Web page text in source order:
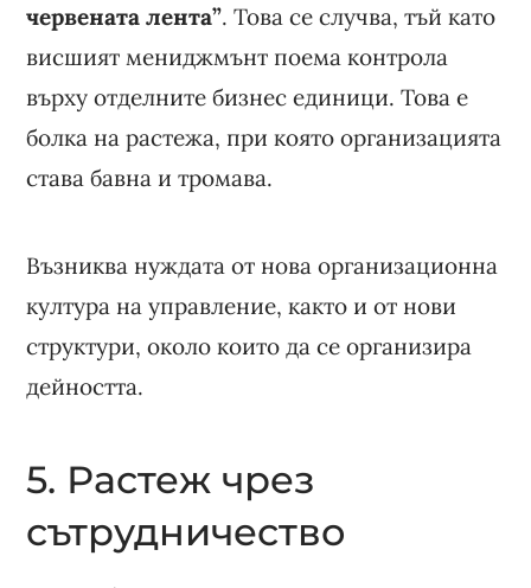
червената лента”. Това се случва, тъй като
висшият мениджмънт поема контрола
върху отделните бизнес единици. Това е
болка на растежа, при която организацията
става бавна и тромава.
Възниква нуждата от нова организационна
култура на управление, както и от нови
структури, около които да се организира
дейността.
5. Растеж чрез
сътрудничество